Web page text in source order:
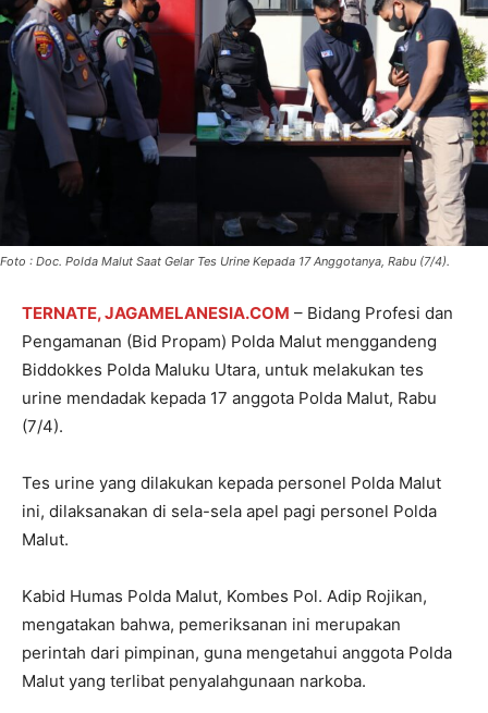
Foto : Doc. Polda Malut Saat Gelar Tes Urine Kepada 17 Anggotanya, Rabu (7/4).
TERNATE, JAGAMELANESIA.COM – Bidang Profesi dan
Pengamanan (Bid Propam) Polda Malut menggandeng
Biddokkes Polda Maluku Utara, untuk melakukan tes
urine mendadak kepada 17 anggota Polda Malut, Rabu
(7/4).
Tes urine yang dilakukan kepada personel Polda Malut
ini, dilaksanakan di sela-sela apel pagi personel Polda
Malut.
Kabid Humas Polda Malut, Kombes Pol. Adip Rojikan,
mengatakan bahwa, pemeriksanan ini merupakan
perintah dari pimpinan, guna mengetahui anggota Polda
Malut yang terlibat penyalahgunaan narkoba.